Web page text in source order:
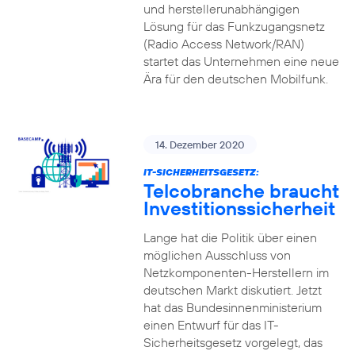
und herstellerunabhängigen
Lösung für das Funkzugangsnetz
(Radio Access Network/RAN)
startet das Unternehmen eine neue
Ära für den deutschen Mobilfunk.
14. Dezember 2020
IT-SICHERHEITSGESETZ:
Telcobranche braucht
Investitionssicherheit
Lange hat die Politik über einen
möglichen Ausschluss von
Netzkomponenten-Herstellern im
deutschen Markt diskutiert. Jetzt
hat das Bundesinnenministerium
einen Entwurf für das IT-
Sicherheitsgesetz vorgelegt, das